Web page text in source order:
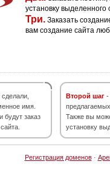
установку выделенного
Три. Заказать
вам создание сайта
имя.
заказ
Второй шаг -
Также вы
установку
Регистрация доменов·